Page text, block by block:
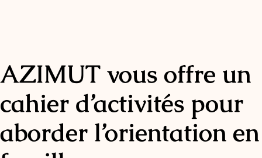
AZIMUT vous offre un
cahier d’activités pour
aborder l’orientation en